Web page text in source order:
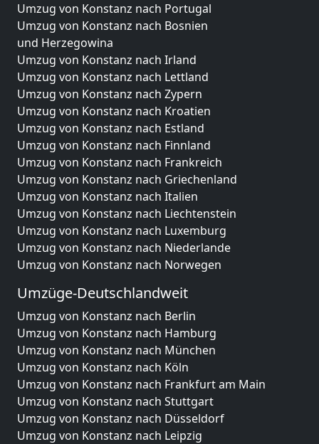
Umzug von Konstanz nach Portugal
Umzug von Konstanz nach Bosnien
und Herzegowina
Umzug von Konstanz nach Irland
Umzug von Konstanz nach Lettland
Umzug von Konstanz nach Zypern
Umzug von Konstanz nach Kroatien
Umzug von Konstanz nach Estland
Umzug von Konstanz nach Finnland
Umzug von Konstanz nach Frankreich
Umzug von Konstanz nach Griechenland
Umzug von Konstanz nach Italien
Umzug von Konstanz nach Liechtenstein
Umzug von Konstanz nach Luxemburg
Umzug von Konstanz nach Niederlande
Umzug von Konstanz nach Norwegen
Umzüge-Deutschlandweit
Umzug von Konstanz nach Berlin
Umzug von Konstanz nach Hamburg
Umzug von Konstanz nach München
Umzug von Konstanz nach Köln
Umzug von Konstanz nach Frankfurt am Main
Umzug von Konstanz nach Stuttgart
Umzug von Konstanz nach Düsseldorf
Umzug von Konstanz nach Leipzig